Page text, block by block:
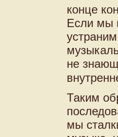
конце
Если мы
не
Таким
мы